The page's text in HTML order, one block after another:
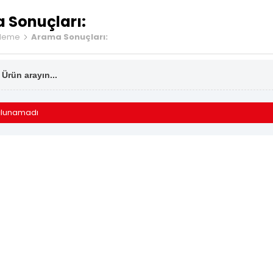
Meyveli
Cezerye
Sonuçları:
Arama Sonuçları: